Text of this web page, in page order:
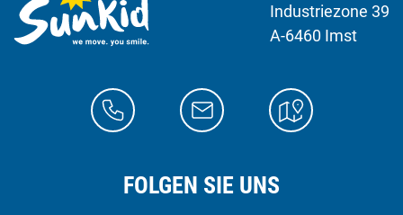
Industriezone 39
A-6460 Imst
FOLGEN SIE UNS